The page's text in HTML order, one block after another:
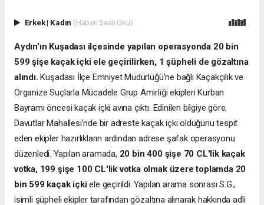
Erkek| Kadın (Haberi Sesli Oku)
Aydın'ın Kuşadası ilçesinde yapılan operasyonda 20 bin
599 şişe kaçak içki ele geçirilirken, 1 şüpheli de gözaltına
alındı. Kuşadası İlçe Emniyet Müdürlüğü'ne bağlı Kaçakçılık ve
Organize Suçlarla Mücadele Grup Amirliği ekipleri Kurban
Bayramı öncesi kaçak içki avına çıktı. Edinilen bilgiye göre,
Davutlar Mahallesi'nde bir adreste kaçak içki olduğunu tespit
eden ekipler hazırlıkların ardından adrese şafak operasyonu
düzenledi. Yapılan aramada, 20 bin 400 şişe 70 CL'lik kaçak
votka, 199 şişe 100 CL'lik votka olmak üzere toplamda 20
bin 599 kaçak içkiele geçirildi. Yapılan arama sonrası S.G.,
isimli şüpheli ekipler tarafından gözaltına alınarak hakkında adli